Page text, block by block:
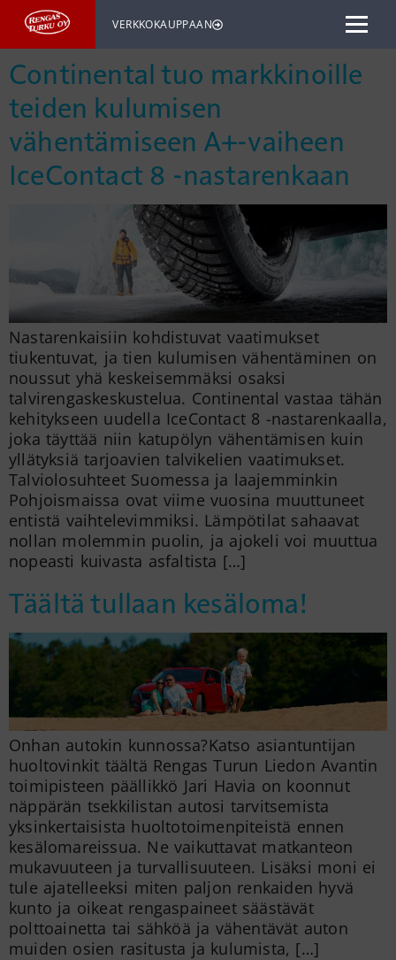
VERKKOKAUPPAAN
Continental tuo markkinoille
teiden kulumisen
vähentämiseen A+-vaiheen
IceContact 8 -nastarenkaan
Nastarenkaisiin kohdistuvat vaatimukset
tiukentuvat, ja tien kulumisen vähentäminen on
noussut yhä keskeisemmäksi osaksi
talvirengaskeskustelua. Continental vastaa tähän
kehitykseen uudella IceContact 8 -nastarenkaalla,
joka täyttää niin katupölyn vähentämisen kuin
yllätyksiä tarjoavien talvikelien vaatimukset.
Talviolosuhteet Suomessa ja laajemminkin
Pohjoismaissa ovat viime vuosina muuttuneet
entistä vaihtelevimmiksi. Lämpötilat sahaavat
nollan molemmin puolin, ja ajokeli voi muuttua
nopeasti kuivasta asfaltista […]
Täältä tullaan kesäloma!
Onhan autokin kunnossa?Katso asiantuntijan
huoltovinkit täältä Rengas Turun Liedon Avantin
toimipisteen päällikkö Jari Havia on koonnut
näppärän tsekkilistan autosi tarvitsemista
yksinkertaisista huoltotoimenpiteistä ennen
kesälomareissua. Ne vaikuttavat matkanteon
mukavuuteen ja turvallisuuteen. Lisäksi moni ei
tule ajatelleeksi miten paljon renkaiden hyvä
kunto ja oikeat rengaspaineet säästävät
polttoainetta tai sähköä ja vähentävät auton
muiden osien rasitusta ja kulumista, […]